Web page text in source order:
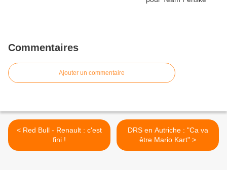
Commentaires
Ajouter un commentaire
< Red Bull - Renault : c'est
fini !
DRS en Autriche : "Ca va
être Mario Kart" >